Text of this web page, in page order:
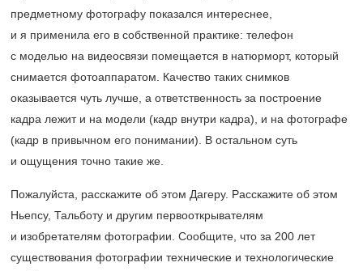
предметному фотографу показался интереснее,
и я применила его в собственной практике: телефон
с моделью на видеосвязи помещается в натюрморт, который
снимается фотоаппаратом. Качество таких снимков
оказывается чуть лучше, а ответственность за построение
кадра лежит и на модели (кадр внутри кадра), и на фотографе
(кадр в привычном его понимании). В остальном суть
и ощущения точно такие же.
Пожалуйста, расскажите об этом Дагеру. Расскажите об этом
Ньепсу, Тальботу и другим первооткрывателям
и изобретателям фотографии. Сообщите, что за 200 лет
существования фотографии технические и технологические